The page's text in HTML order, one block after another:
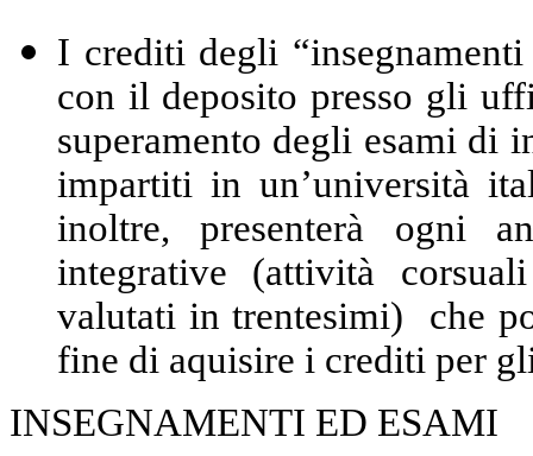
I crediti degli
con il deposito presso gli
superamento degli esami di
impartiti in un’università
inoltre, presenterà ogni
integrative (attività
valutati in trentesimi) che
fine di aquisire i crediti per
INSEGNAMENTI ED ESAMI